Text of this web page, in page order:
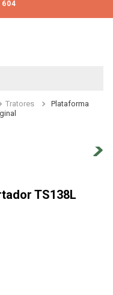
604
Tratores
Plataforma
TS138L